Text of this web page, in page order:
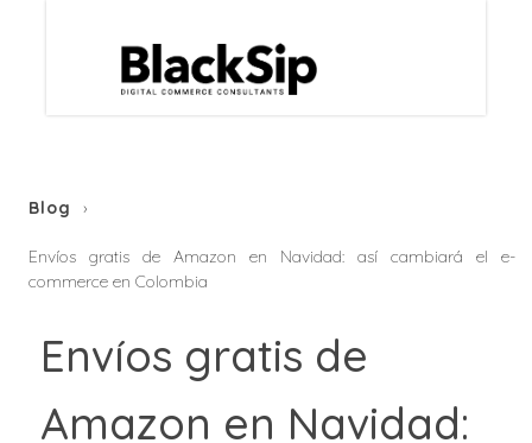
Blog
Envíos gratis de Amazon en Navidad: así cambiará el e-
commerce en Colombia
Envíos gratis de
Amazon en Navidad: